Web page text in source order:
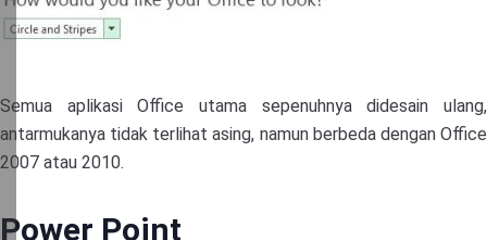
Semua aplikasi Office utama sepenuhnya didesain ulang,
antarmukanya tidak terlihat asing, namun berbeda dengan Office
2007 atau 2010.
Power Point